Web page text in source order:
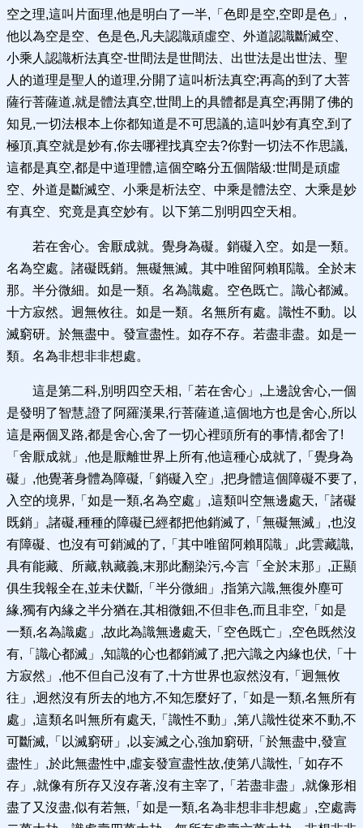
空之理,這叫片面理,他是明白了一半,「色即是空,空即是色」,
他以為空是空、色是色,凡夫認識頑虛空、外道認識斷滅空、
小乘人認識析法真空-世間法是世間法、出世法是出世法、聖
人的道理是聖人的道理,分開了這叫析法真空;再高的到了大菩
薩行菩薩道,就是體法真空,世間上的具體都是真空;再開了佛的
知見,一切法根本上你都知道是不可思議的,這叫妙有真空,到了
極頂,真空就是妙有,你去哪裡找真空去?你對一切法不作思議,
這都是真空,都是中道理體,這個空略分五個階級:世間是頑虛
空、外道是斷滅空、小乘是析法空、中乘是體法空、大乘是妙
有真空、究竟是真空妙有。以下第二別明四空天相。
若在舍心。舍厭成就。覺身為礙。銷礙入空。如是一類。
名為空處。諸礙既銷。無礙無滅。其中唯留阿賴耶識。全於末
那。半分微細。如是一類。名為識處。空色既亡。識心都滅。
十方寂然。迥無攸往。如是一類。名無所有處。識性不動。以
滅窮研。於無盡中。發宣盡性。如存不存。若盡非盡。如是一
類。名為非想非非想處。
這是第二科,別明四空天相,「若在舍心」,上邊說舍心,一個
是發明了智慧,證了阿羅漢果,行菩薩道,這個地方也是舍心,所以
這是兩個叉路,都是舍心,舍了一切心裡頭所有的事情,都舍了!
「舍厭成就」,他是厭離世界上所有,他這種心成就了,「覺身為
礙」,他覺著身體為障礙,「銷礙入空」,把身體這個障礙不要了,
入空的境界,「如是一類,名為空處」,這類叫空無邊處天,「諸礙
既銷」,諸礙,種種的障礙已經都把他銷滅了,「無礙無滅」,也沒
有障礙、也沒有可銷滅的了,「其中唯留阿賴耶識」,此雲藏識,
具有能藏、所藏,執藏義,末那此翻染污,今言「全於末那」,正顯
俱生我報全在,並未伏斷,「半分微細」,指第六識,無復外塵可
緣,獨有內緣之半分猶在,其相微鈿,不但非色,而且非空,「如是
一類,名為識處」,故此為識無邊處天,「空色既亡」,空色既然沒
有,「識心都滅」,知識的心也都銷滅了,把六識之內緣也伏,「十
方寂然」,他不但自己沒有了,十方世界也寂然沒有,「迥無攸
往」,迥然沒有所去的地方,不知怎麼好了,「如是一類,名無所有
處」,這類名叫無所有處天,「識性不動」,第八識性從來不動,不
可斷滅,「以滅窮研」,以妄滅之心,強加窮研,「於無盡中,發宣
盡性」,於此無盡性中,虛妄發宣盡性故,使第八識性,「如存不
存」,就像有所存又沒存著,沒有主宰了,「若盡非盡」,就像形相
盡了又沒盡,似有若無,「如是一類,名為非想非非想處」,空處壽